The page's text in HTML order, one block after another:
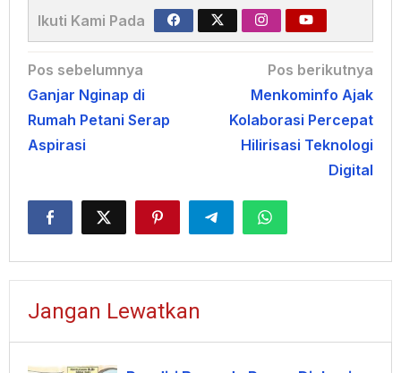
Ikuti Kami Pada
Navigasi
pos
Pos sebelumnya
Ganjar Nginap di
Rumah Petani Serap
Aspirasi
Pos berikutnya
Menkominfo Ajak
Kolaborasi Percepat
Hilirisasi Teknologi
Digital
Jangan Lewatkan